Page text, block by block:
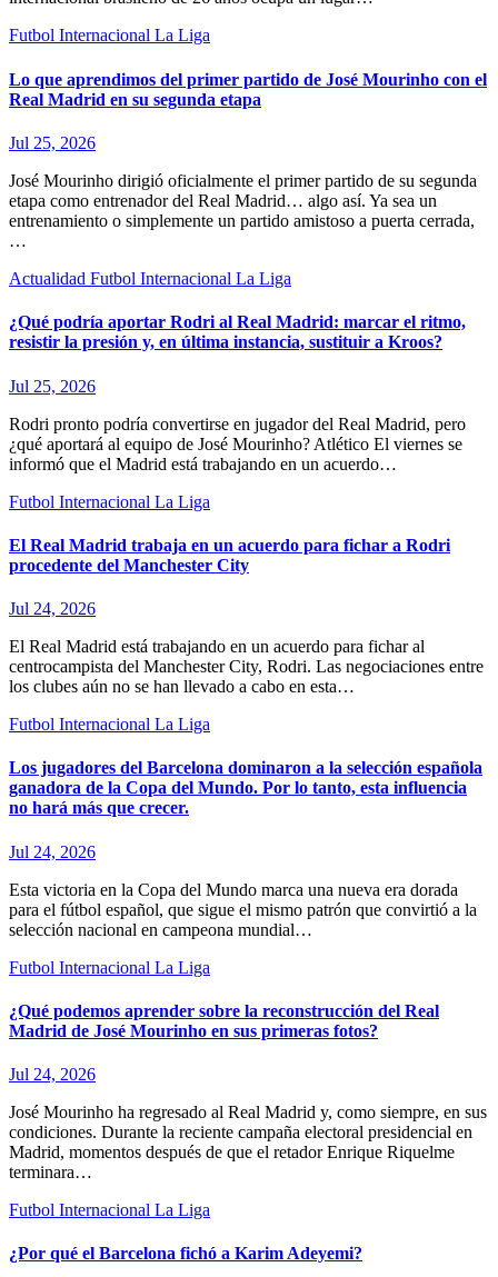
Futbol Internacional La Liga
Lo que aprendimos del primer partido de José Mourinho con el
Real Madrid en su segunda etapa
Jul 25, 2026
José Mourinho dirigió oficialmente el primer partido de su segunda
etapa como entrenador del Real Madrid… algo así. Ya sea un
entrenamiento o simplemente un partido amistoso a puerta cerrada,
…
Actualidad Futbol Internacional La Liga
¿Qué podría aportar Rodri al Real Madrid: marcar el ritmo,
resistir la presión y, en última instancia, sustituir a Kroos?
Jul 25, 2026
Rodri pronto podría convertirse en jugador del Real Madrid, pero
¿qué aportará al equipo de José Mourinho? Atlético El viernes se
informó que el Madrid está trabajando en un acuerdo…
Futbol Internacional La Liga
El Real Madrid trabaja en un acuerdo para fichar a Rodri
procedente del Manchester City
Jul 24, 2026
El Real Madrid está trabajando en un acuerdo para fichar al
centrocampista del Manchester City, Rodri. Las negociaciones entre
los clubes aún no se han llevado a cabo en esta…
Futbol Internacional La Liga
Los jugadores del Barcelona dominaron a la selección española
ganadora de la Copa del Mundo. Por lo tanto, esta influencia
no hará más que crecer.
Jul 24, 2026
Esta victoria en la Copa del Mundo marca una nueva era dorada
para el fútbol español, que sigue el mismo patrón que convirtió a la
selección nacional en campeona mundial…
Futbol Internacional La Liga
¿Qué podemos aprender sobre la reconstrucción del Real
Madrid de José Mourinho en sus primeras fotos?
Jul 24, 2026
José Mourinho ha regresado al Real Madrid y, como siempre, en sus
condiciones. Durante la reciente campaña electoral presidencial en
Madrid, momentos después de que el retador Enrique Riquelme
terminara…
Futbol Internacional La Liga
¿Por qué el Barcelona fichó a Karim Adeyemi?